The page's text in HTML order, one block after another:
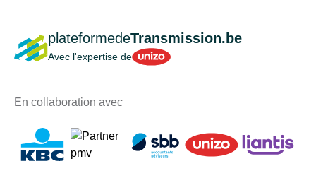
plateformedeTransmission.be
Avec l'expertise deUnizo
En collaboration avec